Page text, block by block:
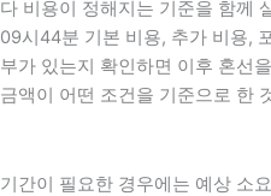
다 비용이 정해지는 기준을 함께
09시44분 기본 비용, 추가 비용,
부가 있는지 확인하면 이후 혼선
금액이 어떤 조건을 기준으로 한
기간이 필요한 경우에는 예상 소